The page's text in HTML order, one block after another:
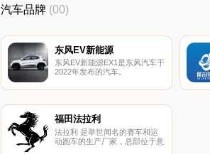
汽车品牌 (00)
东风EV新能源
东风EV新能源EX1是东风汽车于
2022年发布的汽车。
福田法拉利
法拉利 是举世闻名的赛车和运
动跑车的生产厂家，总部位于意